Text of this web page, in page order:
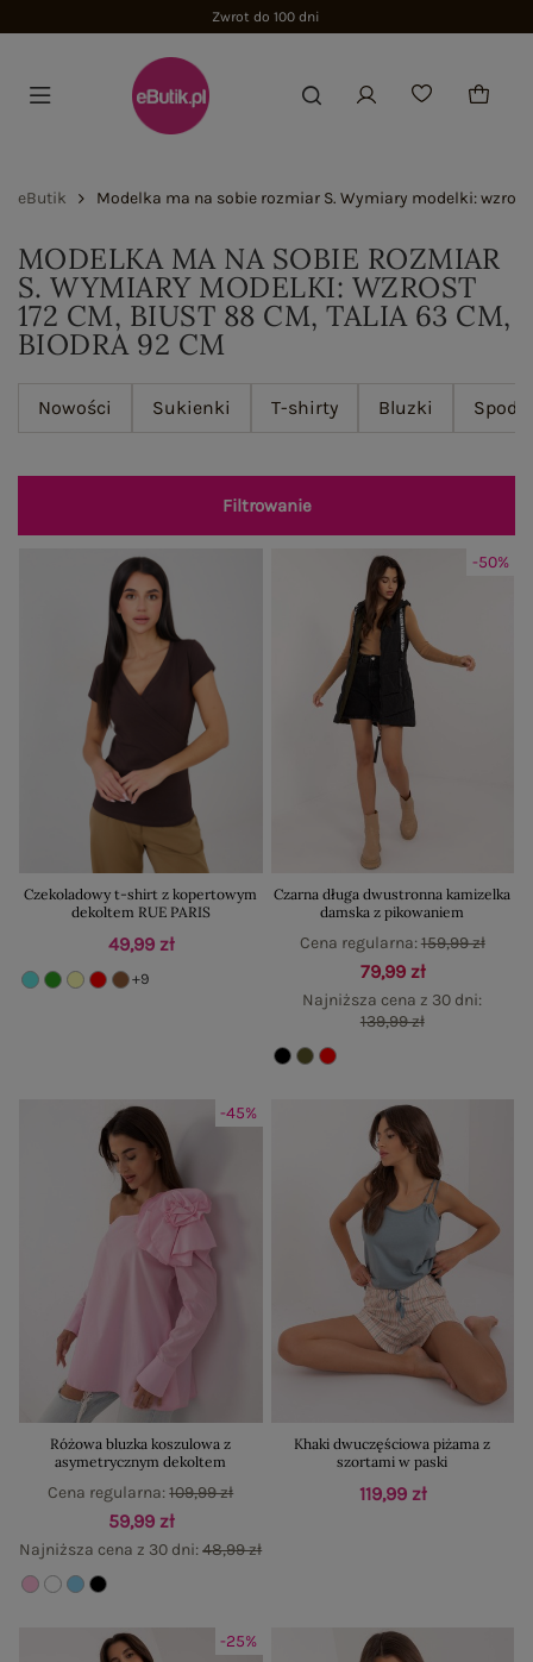
Zwrot do 100 dni
eButik Modelka ma na sobie rozmiar S. Wymiary modelki:
MODELKA MA NA SOBIE ROZMIAR
S. WYMIARY MODELKI: WZROST
172 CM, BIUST 88 CM, TALIA 63 CM,
BIODRA 92 CM
Nowości Sukienki T-shirty Bluzki
Filtrowanie
Czekoladowy t-shirt z kopertowym
dekoltem RUE PARIS
49,99 zł
+9
-50%
Czarna długa dwustronna kamizelka
damska z pikowaniem
79,99 zł
Najniższa cena z 30 dni:
139,99 zł
Cena regularna:159,99 zł
-45%
Różowa bluzka koszulowa z
asymetrycznym dekoltem
59,99 zł
Najniższa cena z 30 dni:48,99 zł
Cena regularna:109,99 zł
Khaki dwuczęściowa piżama z
szortami w paski
119,99 zł
-25%